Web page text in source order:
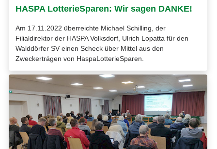
HASPA LotterieSparen: Wir sagen DANKE!
Am 17.11.2022 überreichte Michael Schilling, der
Filialdirektor der HASPA Volksdorf, Ulrich Lopatta für den
Walddörfer SV einen Scheck über Mittel aus den
Zweckerträgen von HaspaLotterieSparen.